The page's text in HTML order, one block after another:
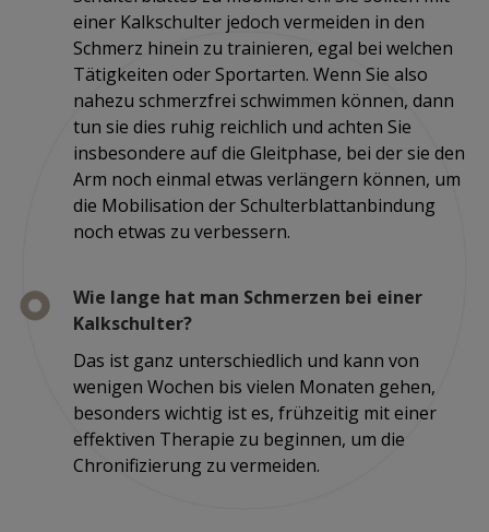
einer Kalkschulter jedoch vermeiden in den
Schmerz hinein zu trainieren, egal bei welchen
Tätigkeiten oder Sportarten. Wenn Sie also
nahezu schmerzfrei schwimmen können, dann
tun sie dies ruhig reichlich und achten Sie
insbesondere auf die Gleitphase, bei der sie den
Arm noch einmal etwas verlängern können, um
die Mobilisation der Schulterblattanbindung
noch etwas zu verbessern.
Wie lange hat man Schmerzen bei einer
Kalkschulter?
Das ist ganz unterschiedlich und kann von
wenigen Wochen bis vielen Monaten gehen,
besonders wichtig ist es, frühzeitig mit einer
effektiven Therapie zu beginnen, um die
Chronifizierung zu vermeiden.